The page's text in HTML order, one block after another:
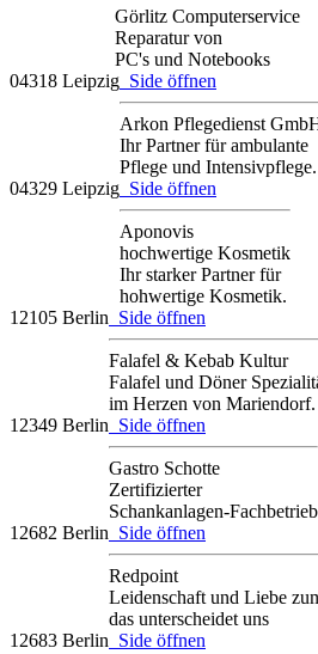
Görlitz Computerservice
Reparatur von
PC's und Notebooks
04318 Leipzig Side öffnen
Arkon Pflegedienst
Ihr Partner für ambulante
Pflege und Intensivpflege.
04329 Leipzig Side öffnen
Aponovis
hochwertige Kosmetik
Ihr starker Partner für
hohwertige Kosmetik.
12105 Berlin Side öffnen
Falafel & Kebab Kultur
Falafel und Döner
im Herzen von Mariendorf.
12349 Berlin Side öffnen
Gastro Schotte
Zertifizierter
Schankanlagen-Fachbetrieb
12682 Berlin Side öffnen
Redpoint
Leidenschaft und Liebe
das unterscheidet uns
12683 Berlin Side öffnen